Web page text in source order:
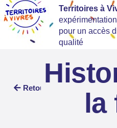
Territoires à
pour un accès
qualité
Retour
la